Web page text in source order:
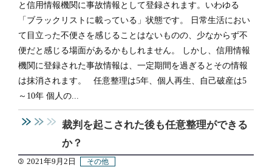
と信用情報機関に事故情報として登録されます。いわゆる
「ブラックリストに載っている」状態です。 日常生活におい
て目立った不便さを感じることはないものの、少なからず不
便だと感じる場面があるかもしれません。 しかし、信用情報
機関に登録された事故情報は、一定期間を過ぎるとその情報
は抹消されます。 任意整理は5年、個人再生、自己破産は5
～10年 個人の...
裁判を起こされた後も任意整理ができる
か？
2021年9月2日 その他